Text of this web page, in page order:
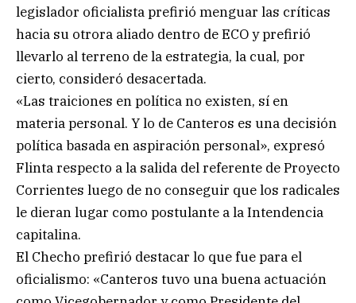
legislador oficialista prefirió menguar las críticas
hacia su otrora aliado dentro de ECO y prefirió
llevarlo al terreno de la estrategia, la cual, por
cierto, consideró desacertada.
«Las traiciones en política no existen, sí en
materia personal. Y lo de Canteros es una decisión
política basada en aspiración personal», expresó
Flinta respecto a la salida del referente de Proyecto
Corrientes luego de no conseguir que los radicales
le dieran lugar como postulante a la Intendencia
capitalina.
El Checho prefirió destacar lo que fue para el
oficialismo: «Canteros tuvo una buena actuación